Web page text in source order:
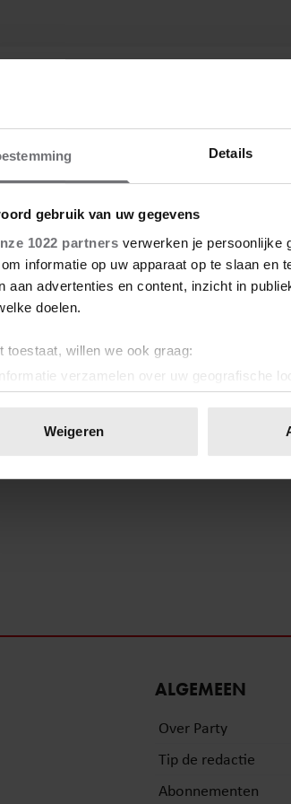
Details
gebruik van uw gegevens
1022 partners verwerken je persoonlijke
informatie op uw apparaat op te slaan en
aan advertenties en content, inzicht in
doelen.
toestaat, willen we ook graag:
Informatie verzamelen over uw geografische
apparaat identificeren door het actief te
op elk moment wijzigen of intrekken in
cookies om content en advertenties te
Weigeren
HUILEN
ALGEMEEN
Over Party
Tip de redactie
Abonnementen